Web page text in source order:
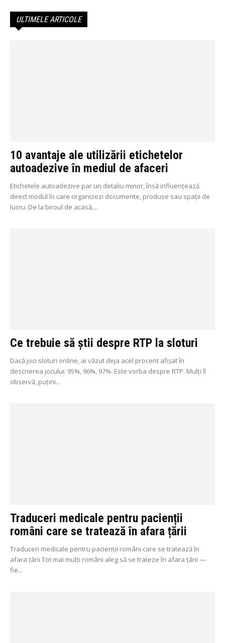
ULTIMELE ARTICOLE
10 avantaje ale utilizării etichetelor
autoadezive în mediul de afaceri
Etichetele autoadezive par un detaliu minor, însă influențează
direct modul în care organizezi documente, produse sau spații de
lucru. De la biroul de acasă,...
Ce trebuie să știi despre RTP la sloturi
Dacă joci sloturi online, ai văzut deja acel procent afișat în
descrierea jocului: 95%, 96%, 97%. Este vorba despre RTP. Mulți îl
observă, puțini...
Traduceri medicale pentru pacienții
români care se tratează în afara țării
Traduceri medicale pentru pacienții români care se tratează în
afara țării Tot mai mulți români aleg să se trateze în afara țării —
fie...